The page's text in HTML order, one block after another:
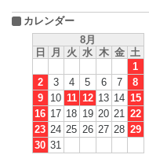
カレンダー
8月
日
月 火 水 木 金 土
1
2
3 4 5 6 7
8
9
10 11 12 13 14 15
16 17 18 19 20 21
22
23 24 25 26 27 28 29
30 31